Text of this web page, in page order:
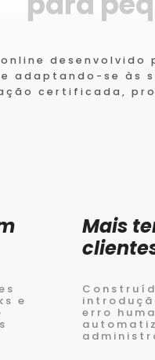
adaptando-se às
certificada,
e
Mais
erro